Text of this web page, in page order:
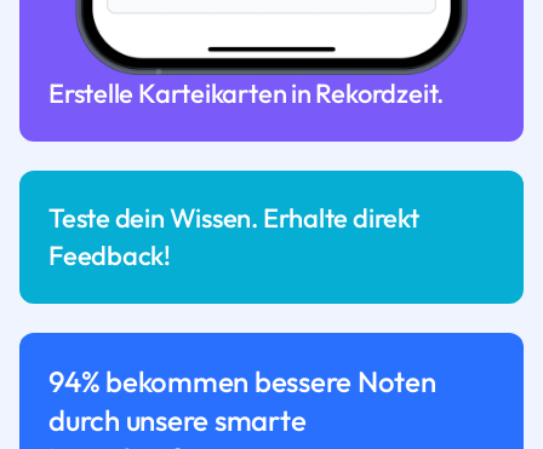
Erstelle Karteikarten in Rekordzeit.
Teste dein Wissen. Erhalte direkt
Feedback!
94% bekommen bessere Noten
durch unsere smarte